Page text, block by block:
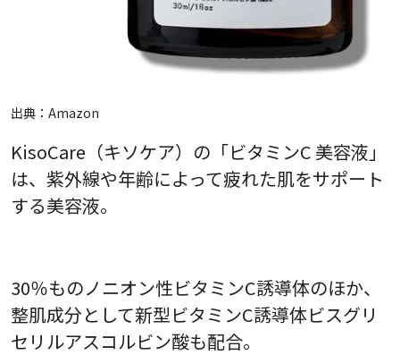
出典： Amazon
KisoCare（キソケア）の「ビタミンC 美容液」
は、紫外線や年齢によって疲れた肌をサポート
する美容液。
30％ものノニオン性ビタミンC誘導体のほか、
整肌成分として新型ビタミンC誘導体ビスグリ
セリルアスコルビン酸も配合。